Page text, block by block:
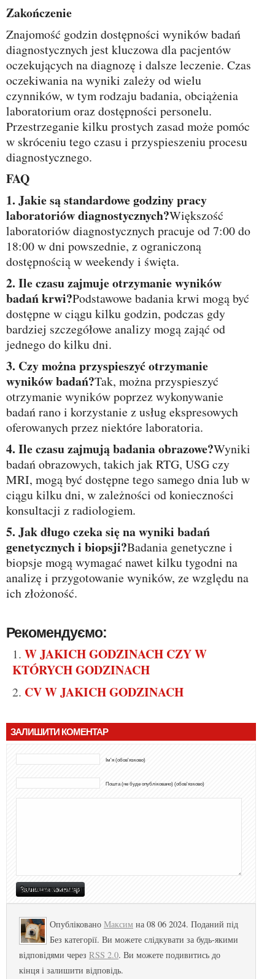
Zakończenie
Znajomość godzin dostępności wyników badań
diagnostycznych jest kluczowa dla pacjentów
oczekujących na diagnozę i dalsze leczenie. Czas
oczekiwania na wyniki zależy od wielu
czynników, w tym rodzaju badania, obciążenia
laboratorium oraz dostępności personelu.
Przestrzeganie kilku prostych zasad może pomóc
w skróceniu tego czasu i przyspieszeniu procesu
diagnostycznego.
FAQ
1. Jakie są standardowe godziny pracy
laboratoriów diagnostycznych?Większość
laboratoriów diagnostycznych pracuje od 7:00 do
18:00 w dni powszednie, z ograniczoną
dostępnością w weekendy i święta.
2. Ile czasu zajmuje otrzymanie wyników
badań krwi?Podstawowe badania krwi mogą być
dostępne w ciągu kilku godzin, podczas gdy
bardziej szczegółowe analizy mogą zająć od
jednego do kilku dni.
3. Czy można przyspieszyć otrzymanie
wyników badań?Tak, można przyspieszyć
otrzymanie wyników poprzez wykonywanie
badań rano i korzystanie z usług ekspresowych
oferowanych przez niektóre laboratoria.
4. Ile czasu zajmują badania obrazowe?Wyniki
badań obrazowych, takich jak RTG, USG czy
MRI, mogą być dostępne tego samego dnia lub w
ciągu kilku dni, w zależności od konieczności
konsultacji z radiologiem.
5. Jak długo czeka się na wyniki badań
genetycznych i biopsji?Badania genetyczne i
biopsje mogą wymagać nawet kilku tygodni na
analizę i przygotowanie wyników, ze względu na
ich złożoność.
Рекомендуємо:
W JAKICH GODZINACH CZY W
KTÓRYCH GODZINACH
CV W JAKICH GODZINACH
ЗАЛИШИТИ КОМЕНТАР
Ім'я (обов'язково)
Пошта (не буде опубліковано) (обов'язково)
Опубліковано Максим на 08 06 2024. Поданий під
Без категорії. Ви можете слідкувати за будь-якими
відповідями через RSS 2.0. Ви можете подивитись до
кінця і залишити відповідь.